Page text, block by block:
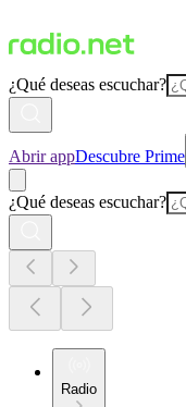
¿Qué deseas escuchar?
Abrir appDescubre Prime
¿Qué deseas escuchar?
Radio